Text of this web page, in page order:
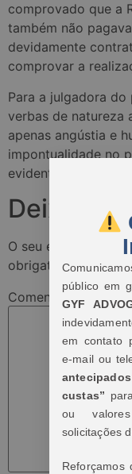
comprovado que a
também não
devidamente
comprovar a
Para a julgadora do
verbas de natureza
apenas angústia e
impontualidade no
evidente prejuízos
Deixe um
O seu endereço de
obrigatórios são
Comentário*
público em
GYF
em contato
e-mail ou
custas”
ou
solicitações
Reforçamos